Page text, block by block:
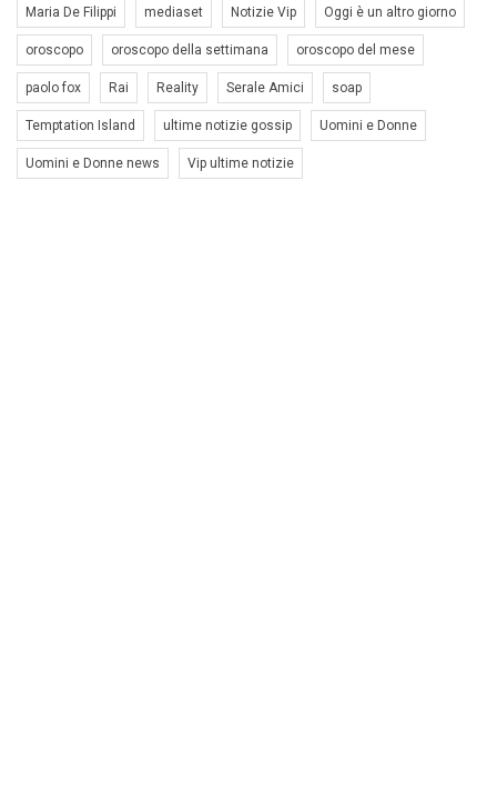
Maria De Filippi mediaset Notizie Vip Oggi è un altro giorno
oroscopo oroscopo della settimana oroscopo del mese
paolo fox Rai Reality Serale Amici soap
Temptation Island ultime notizie gossip Uomini e Donne
Uomini e Donne news Vip ultime notizie